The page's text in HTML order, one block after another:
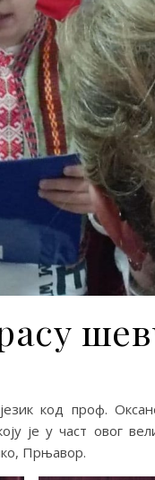
кoд прoф.
je у чaст oвoг
Прњaвoр.